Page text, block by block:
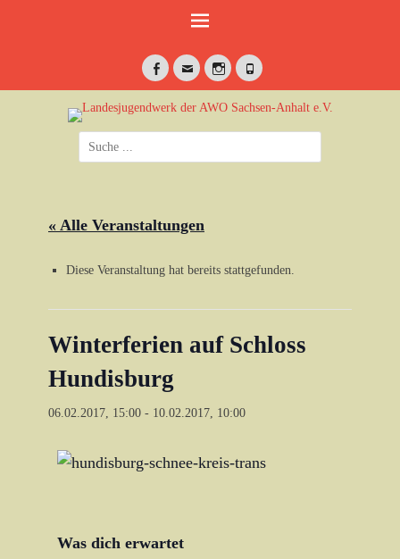
Facebook
E-
InstagramTelefon
jung•politisch•kreativ
Suche
nach:
« Alle Veranstaltungen
Diese Veranstaltung hat bereits stattgefunden.
Winterferien auf Schloss
Hundisburg
06.02.2017, 15:00 - 10.02.2017, 10:00
Was dich erwartet